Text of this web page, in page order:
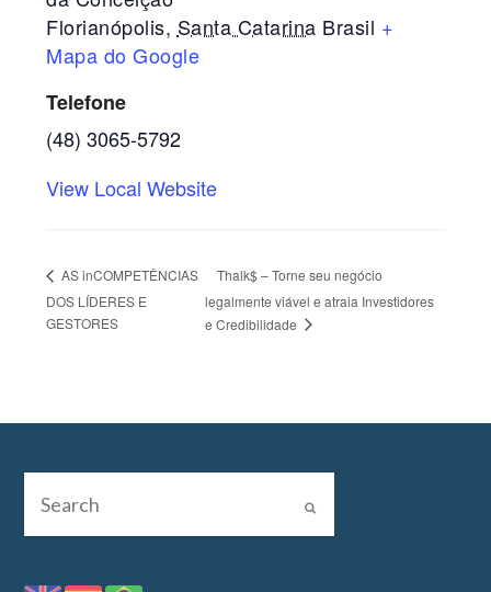
Florianópolis, Santa Catarina Brasil +
Mapa do Google
Telefone
(48) 3065-5792
View Local Website
AS inCOMPETÊNCIAS
DOS LÍDERES E
GESTORES
Thalk$ – Torne seu negócio
legalmente viável e atraia Investidores
e Credibilidade